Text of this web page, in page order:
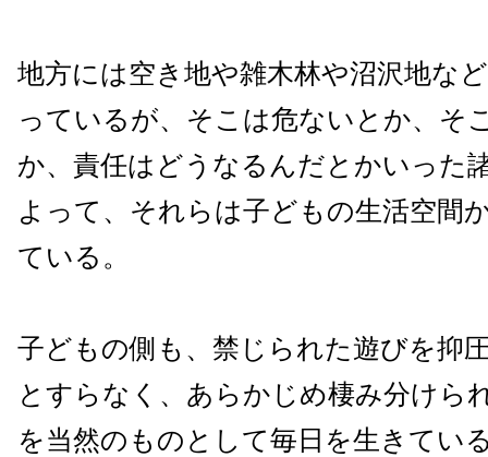
地方には空き地や雑木林や沼沢地な
っているが、そこは危ないとか、そ
か、責任はどうなるんだとかいった
よって、それらは子どもの生活空間
ている。
子どもの側も、禁じられた遊びを抑
とすらなく、あらかじめ棲み分けら
を当然のものとして毎日を生きてい